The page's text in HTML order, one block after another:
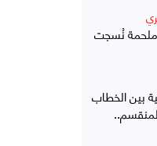
ملحمة نُسجت
بين الخطاب